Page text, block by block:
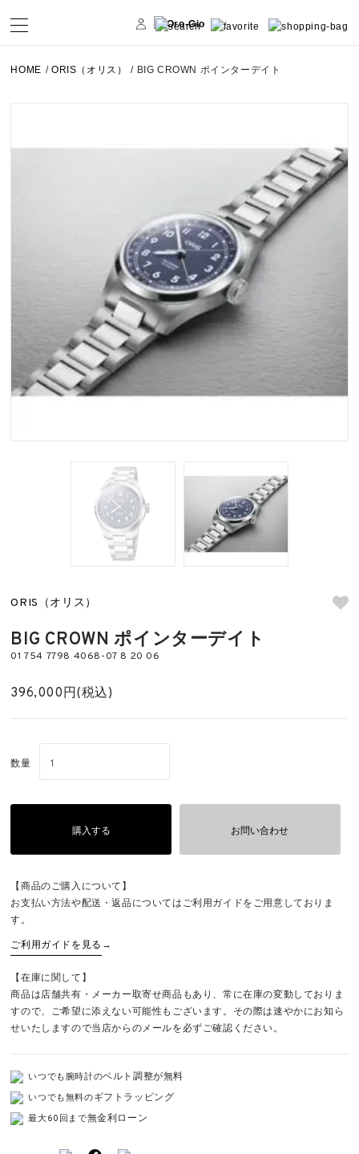
HOME / ORIS（オリス） / BIG CROWN ポインターデイト
ORIS（オリス）
BIG CROWN ポインターデイト
01 754 7798 4068-07 8 20 06
396,000円(税込)
数量
購入する お問い合わせ
【商品のご購入について】
お支払い方法や配送・返品についてはご利用ガイドをご用意しておりま
す。
ご利用ガイドを見る →
【在庫に関して】
商品は店舗共有・メーカー取寄せ商品もあり、常に在庫の変動しておりま
すので、ご希望に添えない可能性もございます。その際は速やかにお知ら
せいたしますので当店からのメールを必ずご確認ください。
いつでも腕時計のベルト調整が無料
いつでも無料のギフトラッピング
最大60回まで無金利ローン